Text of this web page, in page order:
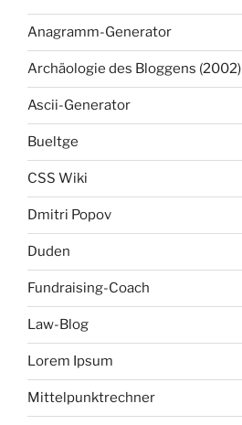
Anagramm-Generator
Archäologie des Bloggens (2002)
Ascii-Generator
Bueltge
CSS Wiki
Dmitri Popov
Duden
Fundraising-Coach
Law-Blog
Lorem Ipsum
Mittelpunktrechner